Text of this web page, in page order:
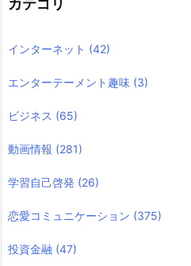
カテゴリ
インターネット (42)
エンターテーメント趣味 (3)
ビジネス (65)
動画情報 (281)
学習自己啓発 (26)
恋愛コミュニケーション (375)
投資金融 (47)